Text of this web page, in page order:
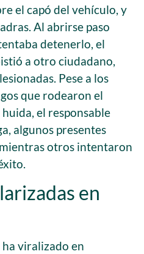
el capó del vehículo, y
Al abrirse paso
detenerlo, el
a otro ciudadano,
Pese a los
que rodearon el
el responsable
algunos presentes
otros intentaron
en
viralizado en